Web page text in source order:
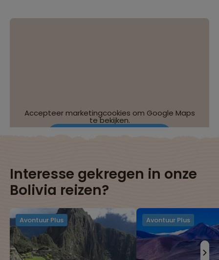
Accepteer marketingcookies om Google Maps
te bekijken.
Interesse gekregen in onze
Bolivia reizen?
Avontuur Plus Avontuur Plus